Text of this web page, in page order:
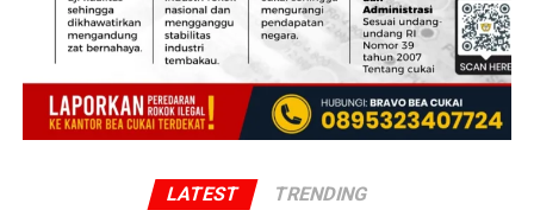
LATEST TRENDING